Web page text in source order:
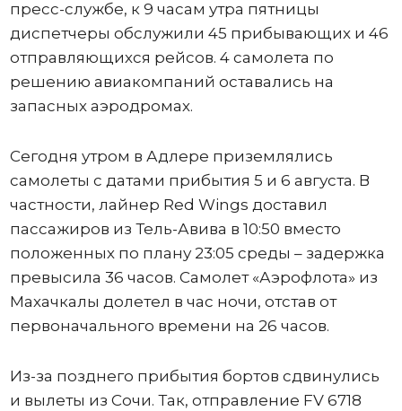
пресс-службе, к 9 часам утра пятницы
диспетчеры обслужили 45 прибывающих и 46
отправляющихся рейсов. 4 самолета по
решению авиакомпаний оставались на
запасных аэродромах.
Сегодня утром в Адлере приземлялись
самолеты с датами прибытия 5 и 6 августа. В
частности, лайнер Red Wings доставил
пассажиров из Тель-Авива в 10:50 вместо
положенных по плану 23:05 среды – задержка
превысила 36 часов. Самолет «Аэрофлота» из
Махачкалы долетел в час ночи, отстав от
первоначального времени на 26 часов.
Из-за позднего прибытия бортов сдвинулись
и вылеты из Сочи. Так, отправление FV 6718